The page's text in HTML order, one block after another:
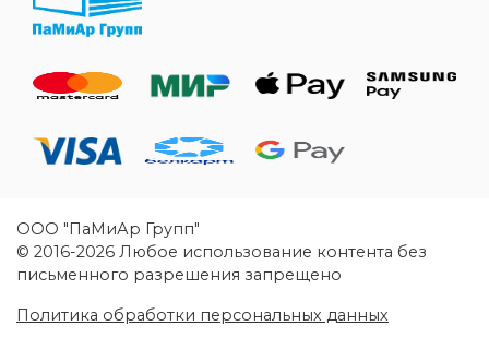
ООО "ПаМиАр Групп"
© 2016-2026 Любое использование контента без
письменного разрешения запрещено
Политика обработки персональных данных